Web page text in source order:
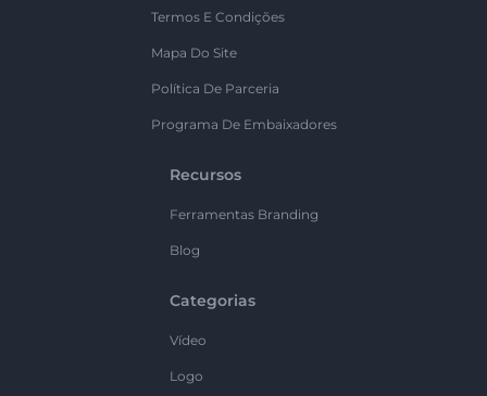
Termos E Condições
Mapa Do Site
Política De Parceria
Programa De Embaixadores
Recursos
Ferramentas Branding
Blog
Categorias
Vídeo
Logo